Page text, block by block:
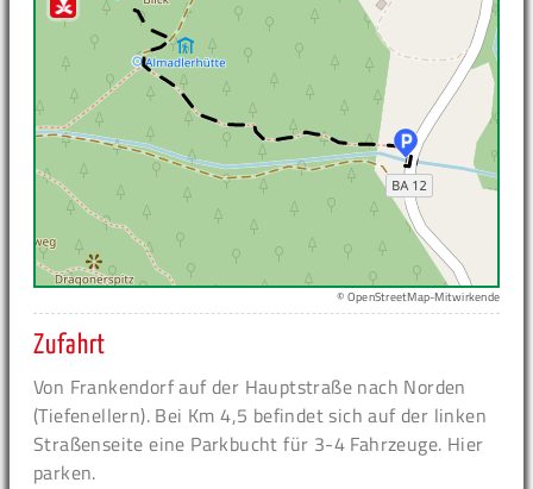
© OpenStreetMap-Mitwirkende
Zufahrt
Von Frankendorf auf der Hauptstraße nach Norden
(Tiefenellern). Bei Km 4,5 befindet sich auf der linken
Straßenseite eine Parkbucht für 3-4 Fahrzeuge. Hier
parken.